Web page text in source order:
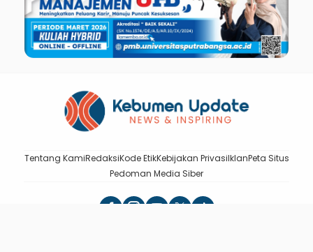
Tentang KamiRedaksiKode EtikKebijakan PrivasiIklanPeta Situs
Pedoman Media Siber